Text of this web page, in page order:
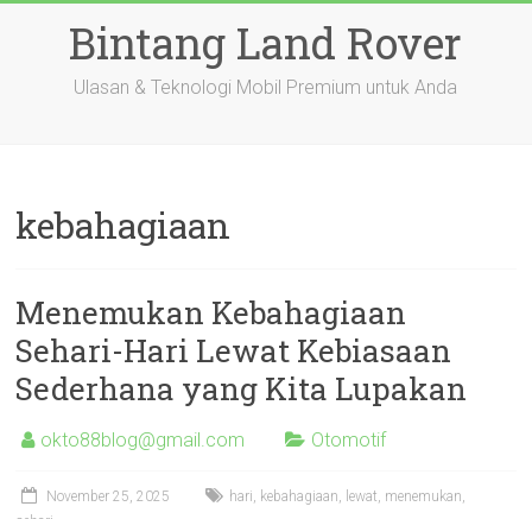
Bintang Land Rover
Ulasan & Teknologi Mobil Premium untuk Anda
kebahagiaan
Menemukan Kebahagiaan
Sehari-Hari Lewat Kebiasaan
Sederhana yang Kita Lupakan
okto88blog@gmail.com Otomotif
November 25, 2025 hari, kebahagiaan, lewat, menemukan,